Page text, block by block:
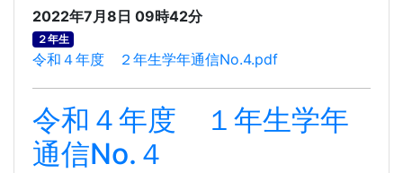
2022年7月8日 09時42分
２年生
令和４年度 ２年生学年通信No.4.pdf
令和４年度 １年生学年
通信No.４